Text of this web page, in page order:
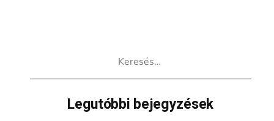
Legutóbbi bejegyzések